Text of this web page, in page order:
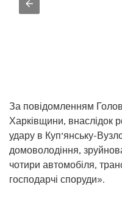
За повідомленням
Харківщини, внаслідок
удару в Куп’янську-
домоволодіння,
чотири автомобіля,
господарчі споруди».